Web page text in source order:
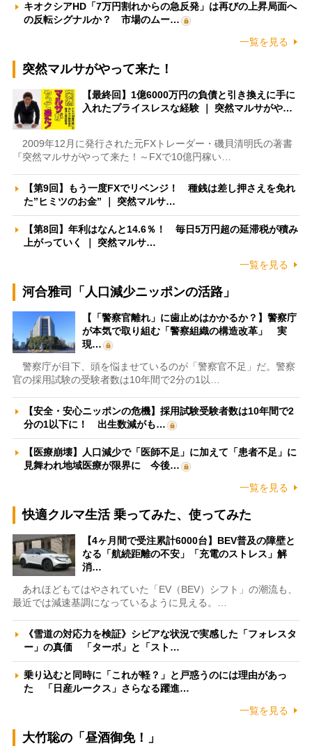
キオクシアHD「7万円割れからの急反発」は再びの上昇局面へ
の反転シグナルか？ 市場のムー…
一覧を見る
突然マルサがやって来た！
【最終回】1億6000万円の負債と引き換えに手に
入れたプライスレスな経験 ｜ 突然マルサがや…
2009年12月に発行された元FXトレーダー・磯貝清明氏の著書
『突然マルサがやって来た！～FXで10億円稼い…
【第9回】もう一度FXでリベンジ！ 種銭は差し押さえを免れ
た”ヒミツのお金” ｜ 突然マルサ…
【第8回】年利はなんと14.6％！ 毎日5万円超の延滞税が積み
上がっていく ｜ 突然マルサ…
一覧を見る
河合雅司「人口減少ニッポンの活路」
【「警察官離れ」に歯止めはかかるか？】警察庁
が本気で取り組む「警察組織の構造改革」 実
現…
警察庁が目下、頭を悩ませているのが「警察官不足」だ。警察
官の採用試験の受験者数は10年間で2分の1以…
【安全・安心ニッポンの危機】採用試験受験者数は10年間で2
分の1以下に！ 出生数減がも…
【医療崩壊】人口減少で「医師不足」に加えて「患者不足」に
見舞われ地域医療が限界に 今後…
一覧を見る
快適クルマ生活 乗ってみた、使ってみた
【4ヶ月間で受注累計6000台】BEV普及の障壁と
なる「航続距離の不安」「充電のストレス」解
消…
あれほどもてはやされていた「EV（BEV）シフト」の潮流も、
最近では減速基調になっているように見える。…
《雪道の対応力を検証》シビアな状況で実感した「フォレスタ
ー」の真価 「ターボ」と「スト…
乗り込むと同時に「これが軽？」と戸惑うのには理由があっ
た 「日産ルークス」さらなる躍進…
一覧を見る
大竹聡の「昼酒御免！」